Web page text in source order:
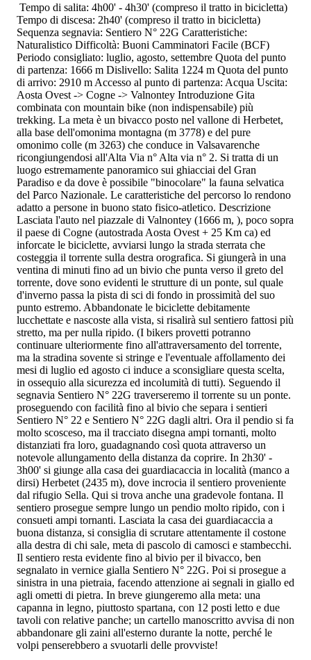
Tempo di salita: 4h00' - 4h30' (compreso il tratto in bicicletta)
Tempo di discesa: 2h40' (compreso il tratto in bicicletta)
Sequenza segnavia: Sentiero N° 22G Caratteristiche:
Naturalistico Difficoltà: Buoni Camminatori Facile (BCF)
Periodo consigliato: luglio, agosto, settembre Quota del punto
di partenza: 1666 m Dislivello: Salita 1224 m Quota del punto
di arrivo: 2910 m Accesso al punto di partenza: Acqua Uscita:
Aosta Ovest -> Cogne -> Valnontey Introduzione Gita
combinata con mountain bike (non indispensabile) più
trekking. La meta è un bivacco posto nel vallone di Herbetet,
alla base dell'omonima montagna (m 3778) e del pure
omonimo colle (m 3263) che conduce in Valsavarenche
ricongiungendosi all'Alta Via n° Alta via n° 2. Si tratta di un
luogo estremamente panoramico sui ghiacciai del Gran
Paradiso e da dove è possibile "binocolare" la fauna selvatica
del Parco Nazionale. Le caratteristiche del percorso lo rendono
adatto a persone in buono stato fisico-atletico. Descrizione
Lasciata l'auto nel piazzale di Valnontey (1666 m, ), poco sopra
il paese di Cogne (autostrada Aosta Ovest + 25 Km ca) ed
inforcate le biciclette, avviarsi lungo la strada sterrata che
costeggia il torrente sulla destra orografica. Si giungerà in una
ventina di minuti fino ad un bivio che punta verso il greto del
torrente, dove sono evidenti le strutture di un ponte, sul quale
d'inverno passa la pista di sci di fondo in prossimità del suo
punto estremo. Abbandonate le biciclette debitamente
lucchettate e nascoste alla vista, si risalirà sul sentiero fattosi più
stretto, ma per nulla ripido. (I bikers provetti potranno
continuare ulteriormente fino all'attraversamento del torrente,
ma la stradina sovente si stringe e l'eventuale affollamento dei
mesi di luglio ed agosto ci induce a sconsigliare questa scelta,
in ossequio alla sicurezza ed incolumità di tutti). Seguendo il
segnavia Sentiero N° 22G traverseremo il torrente su un ponte.
proseguendo con facilità fino al bivio che separa i sentieri
Sentiero N° 22 e Sentiero N° 22G dagli altri. Ora il pendio si fa
molto scosceso, ma il tracciato disegna ampi tornanti, molto
distanziati fra loro, guadagnando così quota attraverso un
notevole allungamento della distanza da coprire. In 2h30' -
3h00' si giunge alla casa dei guardiacaccia in località (manco a
dirsi) Herbetet (2435 m), dove incrocia il sentiero proveniente
dal rifugio Sella. Qui si trova anche una gradevole fontana. Il
sentiero prosegue sempre lungo un pendio molto ripido, con i
consueti ampi tornanti. Lasciata la casa dei guardiacaccia a
buona distanza, si consiglia di scrutare attentamente il costone
alla destra di chi sale, meta di pascolo di camosci e stambecchi.
Il sentiero resta evidente fino al bivio per il bivacco, ben
segnalato in vernice gialla Sentiero N° 22G. Poi si prosegue a
sinistra in una pietraia, facendo attenzione ai segnali in giallo ed
agli ometti di pietra. In breve giungeremo alla meta: una
capanna in legno, piuttosto spartana, con 12 posti letto e due
tavoli con relative panche; un cartello manoscritto avvisa di non
abbandonare gli zaini all'esterno durante la notte, perché le
volpi penserebbero a svuotarli delle provviste!